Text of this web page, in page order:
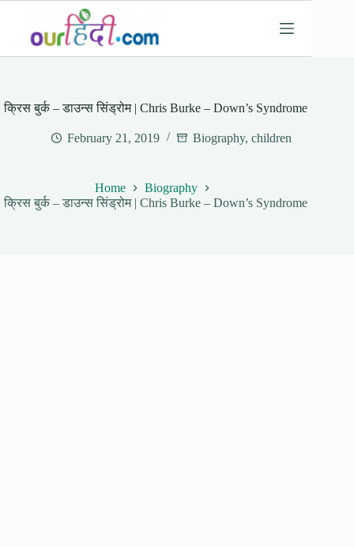
content
क्रिस बुर्क – डाउन्स सिंड्रोम | Chris Burke – Down’s Syndrome
February 21, 2019 Biography,children
Home
Biography
क्रिस बुर्क – डाउन्स सिंड्रोम | Chris Burke – Down’s Syndrome